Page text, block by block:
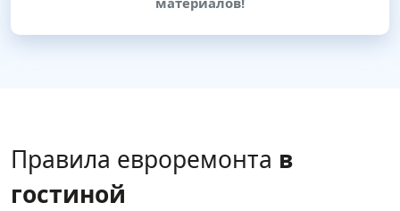
Правила евроремонта в
гостиной